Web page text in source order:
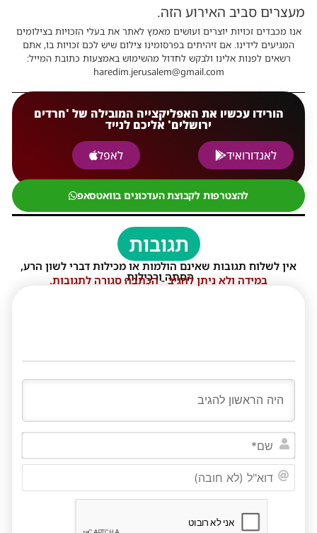
מעצרים סביב האירוע הזה.
אנו מכבדים זכויות יוצרים ועושים מאמץ לאתר את בעלי הזכויות בצילומים
המגיעים לידינו. אם זיהיתים בפרסומינו צילום שיש לכם זכויות בו, אתם
רשאים לפנות אלינו ולבקש לחדול מהשימוש באמצעות כתובת המייל:
haredim.jerusalem@gmail.com
הורידו עכשיו את האפליקצייה המובילה של 'חרדים
ירושלים' אליכם לנייד
לאנדורואיד
לאפל
להצטרפות לקבוצת העדכונים בוואטסאפ
תגובות
אין לשלוח תגובות שאינם הולמות או מכילות דברי לשון הרע,
הסתה ורכילות.
במידה ולא ניתן להגיב - הכתבה סגורה לתגובות.